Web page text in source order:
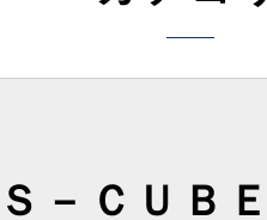
Ｓ－ＣＵＢ